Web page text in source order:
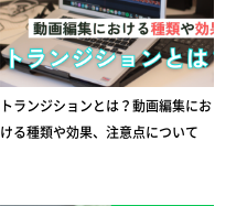
トランジションとは？動画編集にお
ける種類や効果、注意点について